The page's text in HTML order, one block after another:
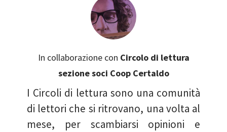
In collaborazione con Circolo di lettura
sezione soci Coop Certaldo
I Circoli di lettura sono una comunità
di lettori che si ritrovano, una volta al
mese, per scambiarsi opinioni e